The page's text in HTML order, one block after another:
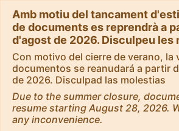
Amb motiu del tancament
de documents es reprendrà a
d'agost de 2026. Disculpeu les
Con motivo del cierre de verano, la
documentos se reanudará a partir
de 2026. Disculpad las molestias
Due to the summer closure,
resume starting August 28, 2026.
any inconvenience.